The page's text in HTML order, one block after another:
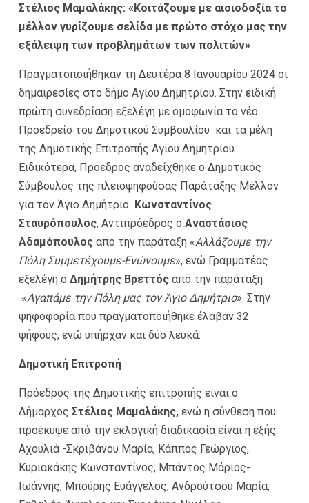
Στέλιος Μαμαλάκης: «Κοιτάζουμε με αισιοδοξία το
μέλλον γυρίζουμε σελίδα με πρώτο στόχο μας την
εξάλειψη των προβλημάτων των πολιτών»
Πραγματοποιήθηκαν τη Δευτέρα 8 Ιανουαρίου 2024 οι
δημαιρεσίες στο δήμο Αγίου Δημητρίου. Στην ειδική
πρώτη συνεδρίαση εξελέγη με ομοφωνία το νέο
Προεδρείο του Δημοτικού Συμβουλίου και τα μέλη
της Δημοτικής Επιτροπής Αγίου Δημητρίου.
Ειδικότερα, Πρόεδρος αναδείχθηκε ο Δημοτικός
Σύμβουλος της πλειοψηφούσας Παράταξης Μέλλον
για τον Άγιο Δημήτριο Κωνσταντίνος
Σταυρόπουλος, Αντιπρόεδρος ο Aναστάσιος
Αδαμόπουλος από την παράταξη «Αλλάζουμε την
Πόλη Συμμετέχουμε-Ενώνουμε», ενώ Γραμματέας
εξελέγη ο Δημήτρης Βρεττός από την παράταξη
«Αγαπάμε την Πόλη μας τον Άγιο Δημήτριο». Στην
ψηφοφορία που πραγματοποιήθηκε έλαβαν 32
ψήφους, ενώ υπήρχαν και δύο λευκά.
Δημοτική Επιτροπή
Πρόεδρος της Δημοτικής επιτροπής είναι ο
Δήμαρχος Στέλιος Μαμαλάκης, ενώ η σύνθεση που
προέκυψε από την εκλογική διαδικασία είναι η εξής:
Αχουλιά -Σκριβάνου Μαρία, Κάππος Γεώργιος,
Κυριακάκης Κωνσταντίνος, Μπάντος Μάριος-
Ιωάννης, Μπούρης Ευάγγελος, Ανδρούτσου Μαρία,